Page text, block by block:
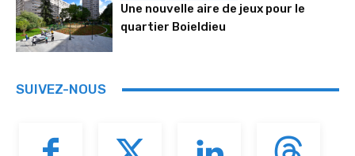
Une nouvelle aire de jeux pour le
quartier Boieldieu
SUIVEZ-NOUS